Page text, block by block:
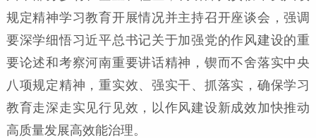
规定精神学习教育开展情况并主持召开座谈会，强调
要深学细悟习近平总书记关于加强党的作风建设的重
要论述和考察河南重要讲话精神，锲而不舍落实中央
八项规定精神，重实效、强实干、抓落实，确保学习
教育走深走实见行见效，以作风建设新成效加快推动
高质量发展高效能治理。